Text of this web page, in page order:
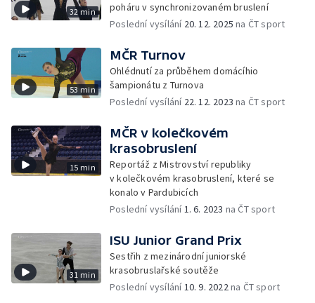
32 min
poháru v synchronizovaném bruslení
Poslední vysílání 20. 12. 2025 na ČT sport
53 min
MČR Turnov
Ohlédnutí za průběhem domácíhio
šampionátu z Turnova
Poslední vysílání 22. 12. 2023 na ČT sport
15 min
MČR v kolečkovém
krasobruslení
Reportáž z Mistrovství republiky
v kolečkovém krasobruslení, které se
konalo v Pardubicích
Poslední vysílání1. 6. 2023 na ČT sport
31 min
ISU Junior Grand Prix
Sestřih z mezinárodní juniorské
krasobruslařské soutěže
Poslední vysílání10. 9. 2022na ČT sport